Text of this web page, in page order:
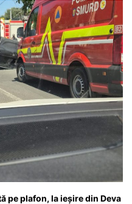
pe plafon, la ieșire din Deva